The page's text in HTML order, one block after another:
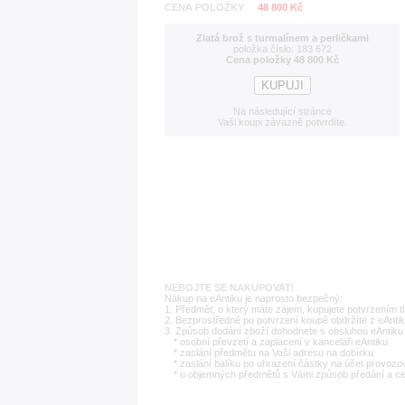
CENA POLOŽKY
48 800 Kč
Zlatá brož s turmalínem a perličkami
položka číslo: 183 672
Cena položky 48 800 Kč
Na následující stránce
Vaši koupi závazně potvrdíte.
NEBOJTE SE NAKUPOVAT!
Nákup na eAntiku je naprosto bezpečný:
1. Předmět, o který máte zájem, kupujete potvrzením
2. Bezprostředně po potvrzení koupě obdržíte z
3. Způsob dodání zboží dohodnete s obsluhou
* osobní převzetí a zaplacení v kanceláři eAntiku
* zaslání předmětu na Vaši adresu na dobírku
* zaslání balíku po uhrazení částky na účet
* u objemných předmětů s Vámi způsob předání a